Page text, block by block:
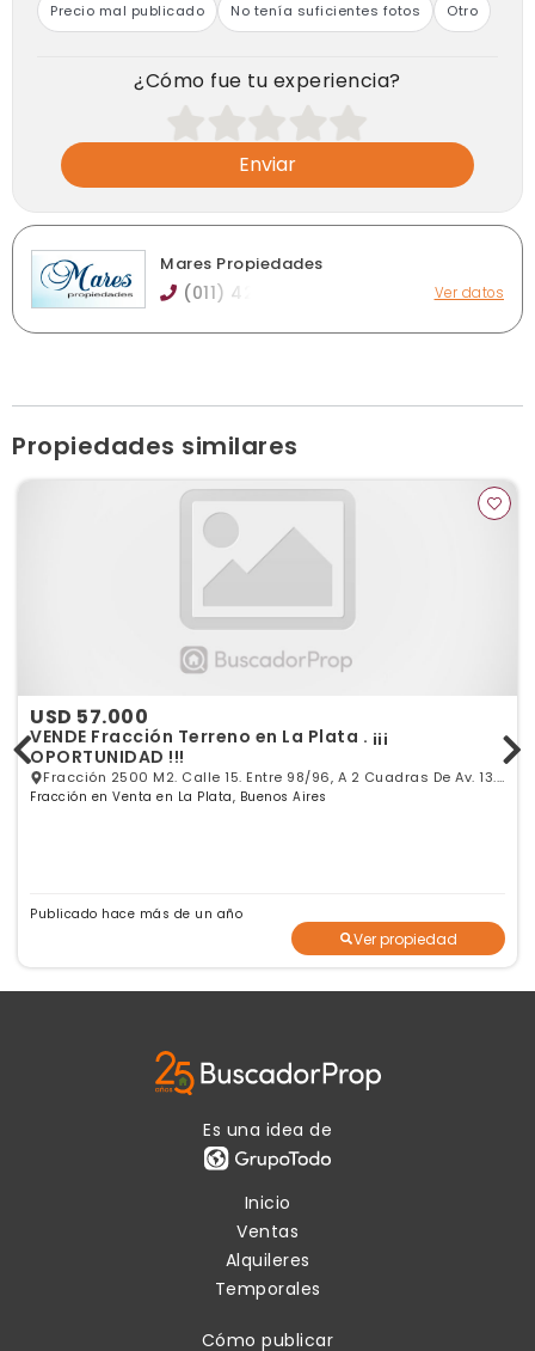
Precio mal publicado No tenía suficientes fotos Otro
¿Cómo fue tu experiencia?
Enviar
Mares Propiedades
(011) 42 Ver datos
Propiedades similares
USD 57.000
VENDE Fracción Terreno en La Plata . ¡¡¡
OPORTUNIDAD !!!
Fracción 2500 M2. Calle 15. Entre 98/96, A 2 Cuadras De Av. 13.
La Plata., La Plata, GBA Sur
Fracción en Venta en La Plata, Buenos Aires
Publicado hace más de un año
Ver propiedad
Es una idea de
Inicio
Ventas
Alquileres
Temporales
Cómo publicar